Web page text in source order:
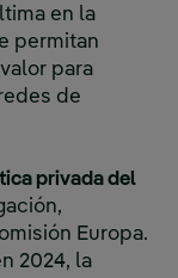
en la
permitan
para
de
privada del
Europa.
2024, la